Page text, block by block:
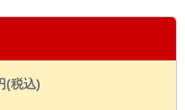
(税込)